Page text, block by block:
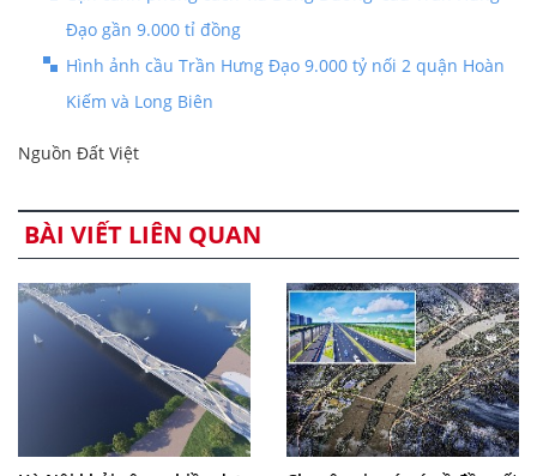
Đạo gần 9.000 tỉ đồng
Hình ảnh cầu Trần Hưng Đạo 9.000 tỷ nối 2 quận Hoàn
Kiếm và Long Biên
Nguồn Đất Việt
BÀI VIẾT LIÊN QUAN